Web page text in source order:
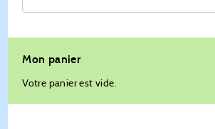
Mon panier
Votre panier est vide.